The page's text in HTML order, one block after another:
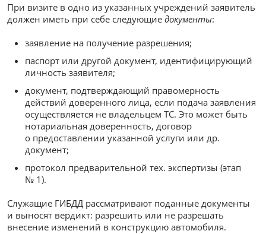
При визите в одно из указанных учреждений заявитель
должен иметь при себе следующие документы:
заявление на получение разрешения;
паспорт или другой документ, идентифицирующий
личность заявителя;
документ, подтверждающий правомерность
действий доверенного лица, если подача заявления
осуществляется не владельцем ТС. Это может быть
нотариальная доверенность, договор
о предоставлении указанной услуги или др.
документ;
протокол предварительной тех. экспертизы (этап
№ 1).
Служащие ГИБДД рассматривают поданные документы
и выносят вердикт: разрешить или не разрешать
внесение изменений в конструкцию автомобиля.